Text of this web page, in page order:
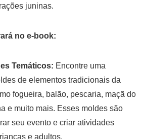
juninas.
no e-book:
Temáticos: Encontre uma
de elementos tradicionais da
fogueira, balão, pescaria, maçã do
e muito mais. Esses moldes são
seu evento e criar atividades
e adultos.